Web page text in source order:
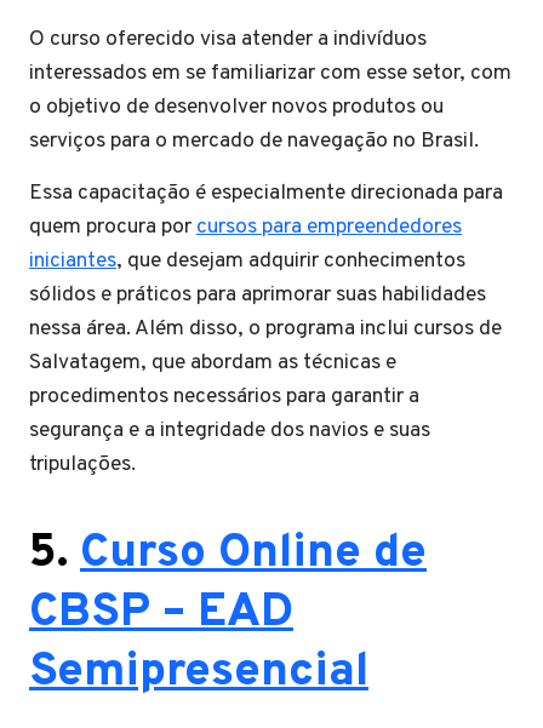
O curso oferecido visa atender a indivíduos
interessados em se familiarizar com esse setor, com
o objetivo de desenvolver novos produtos ou
serviços para o mercado de navegação no Brasil.
Essa capacitação é especialmente direcionada para
quem procura porcursos para empreendedores
iniciantes, que desejam adquirir conhecimentos
sólidos e práticos para aprimorar suas habilidades
nessa área. Além disso, o programa inclui cursos de
Salvatagem, que abordam as técnicas e
procedimentos necessários para garantir a
segurança e a integridade dos navios e suas
tripulações.
5. Curso Online de
CBSP – EAD
Semipresencial